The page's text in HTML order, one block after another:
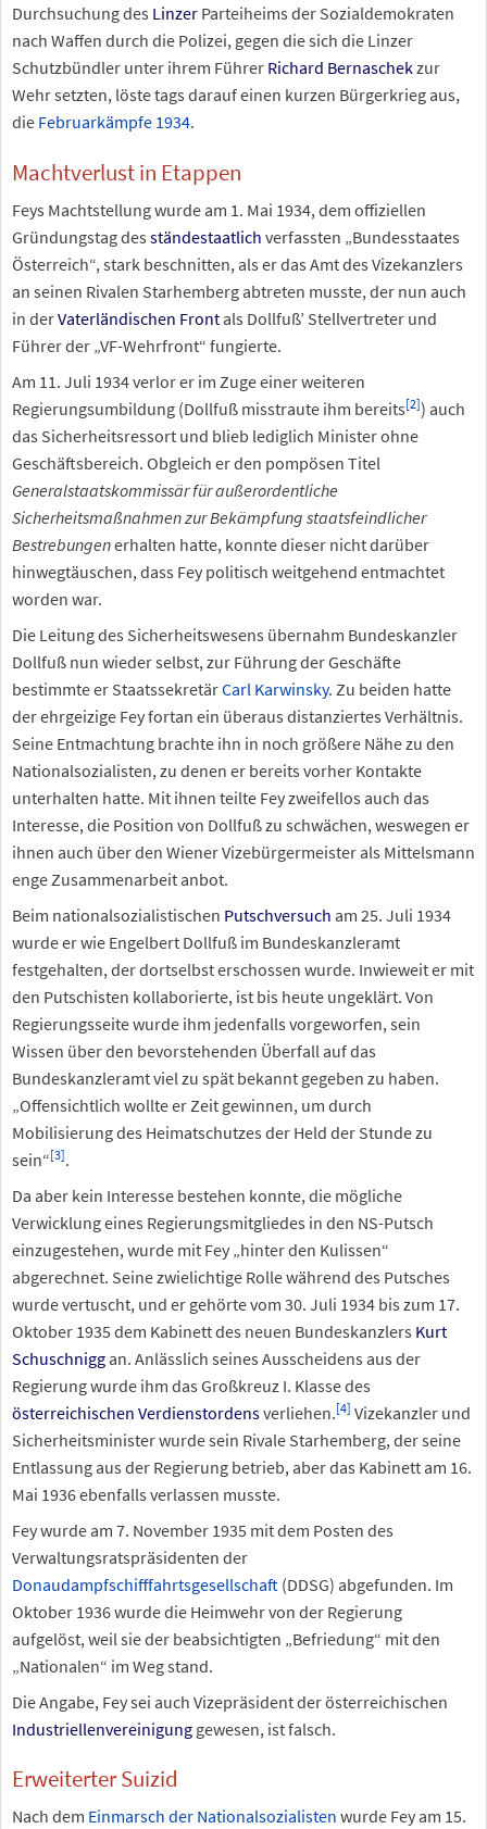
Durchsuchung des Linzer Parteiheims der Sozialdemokraten
nach Waffen durch die Polizei, gegen die sich die Linzer
Schutzbündler unter ihrem Führer Richard Bernaschekzur
Wehr setzten, löste tags darauf einen kurzen Bürgerkrieg aus,
die Februarkämpfe 1934.
Machtverlust in Etappen
Feys Machtstellung wurde am 1. Mai 1934, dem offiziellen
Gründungstag des ständestaatlich verfassten „Bundesstaates
Österreich“, stark beschnitten, als er das Amt des Vizekanzlers
an seinen Rivalen Starhemberg abtreten musste, der nun auch
in derVaterländischen Front als Dollfuß’ Stellvertreter und
Führer der „VF-Wehrfront“ fungierte.
Am 11. Juli 1934 verlor er im Zuge einer weiteren
Regierungsumbildung (Dollfuß misstraute ihm bereits[2]) auch
das Sicherheitsressort und blieb lediglich Minister ohne
Geschäftsbereich. Obgleich er den pompösen Titel
Generalstaatskommissär für außerordentliche
Sicherheitsmaßnahmen zur Bekämpfung staatsfeindlicher
Bestrebungenerhalten hatte, konnte dieser nicht darüber
hinwegtäuschen, dass Fey politisch weitgehend entmachtet
worden war.
Die Leitung des Sicherheitswesens übernahm Bundeskanzler
Dollfuß nun wieder selbst, zur Führung der Geschäfte
bestimmte er StaatssekretärCarl Karwinsky. Zu beiden hatte
der ehrgeizige Fey fortan ein überaus distanziertes Verhältnis.
Seine Entmachtung brachte ihn in noch größere Nähe zu den
Nationalsozialisten, zu denen er bereits vorher Kontakte
unterhalten hatte. Mit ihnen teilte Fey zweifellos auch das
Interesse, die Position von Dollfuß zu schwächen, weswegen er
ihnen auch über den Wiener Vizebürgermeister als Mittelsmann
enge Zusammenarbeit anbot.
Beim nationalsozialistischen Putschversuch am 25. Juli 1934
wurde er wie Engelbert Dollfuß im Bundeskanzleramt
festgehalten, der dortselbst erschossen wurde. Inwieweit er mit
den Putschisten kollaborierte, ist bis heute ungeklärt. Von
Regierungsseite wurde ihm jedenfalls vorgeworfen, sein
Wissen über den bevorstehenden Überfall auf das
Bundeskanzleramt viel zu spät bekannt gegeben zu haben.
„Offensichtlich wollte er Zeit gewinnen, um durch
Mobilisierung des Heimatschutzes der Held der Stunde zu
sein“[3].
Da aber kein Interesse bestehen konnte, die mögliche
Verwicklung eines Regierungsmitgliedes in den NS-Putsch
einzugestehen, wurde mit Fey „hinter den Kulissen“
abgerechnet. Seine zwielichtige Rolle während des Putsches
wurde vertuscht, und er gehörte vom 30. Juli 1934 bis zum 17.
Oktober 1935 dem Kabinett des neuen Bundeskanzlers Kurt
Schuschnigg an. Anlässlich seines Ausscheidens aus der
Regierung wurde ihm das Großkreuz I. Klasse des
österreichischen Verdienstordensverliehen.[4] Vizekanzler und
Sicherheitsminister wurde sein Rivale Starhemberg, der seine
Entlassung aus der Regierung betrieb, aber das Kabinett am 16.
Mai 1936 ebenfalls verlassen musste.
Fey wurde am 7. November 1935 mit dem Posten des
Verwaltungsratspräsidenten der
Donaudampfschifffahrtsgesellschaft (DDSG) abgefunden. Im
Oktober 1936 wurde die Heimwehr von der Regierung
aufgelöst, weil sie der beabsichtigten „Befriedung“ mit den
„Nationalen“ im Weg stand.
Die Angabe, Fey sei auch Vizepräsident der österreichischen
Industriellenvereinigung gewesen, ist falsch.
Erweiterter Suizid
Nach dem Einmarsch der Nationalsozialisten wurde Fey am 15.